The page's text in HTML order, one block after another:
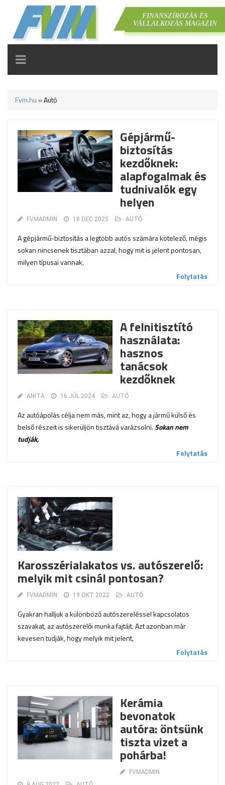
FINANSZÍROZÁS ÉS
VÁLLALKOZÁS MAGAZIN
TOGGLE
NAVIGATION
Fvm.hu »Autó
Gépjármű-
biztosítás
kezdőknek:
alapfogalmak és
tudnivalók egy
helyen
FVMADMIN 18 DEC 2025 AUTÓ
A gépjármű-biztosítás a legtöbb autós számára kötelező, mégis
sokan nincsenek tisztában azzal, hogy mit is jelent pontosan,
milyen típusai vannak,
Folytatás
A felnitisztító
használata:
hasznos
tanácsok
kezdőknek
ANITA 16 JÚL 2024 AUTÓ
Az autóápolás célja nem más, mint az, hogy a jármű külső és
belső részeit is sikerüljön tisztává varázsolni.Sokan nem
tudják,
Folytatás
Karosszérialakatos vs. autószerelő:
melyik mit csinál pontosan?
FVMADMIN 19 OKT 2022 AUTÓ
Gyakran halljuk a különböző autószereléssel kapcsolatos
szavakat, az autószerelői munka fajtáit. Azt azonban már
kevesen tudják, hogy melyik mit jelent,
Folytatás
Kerámia
bevonatok
autóra: öntsünk
tiszta vizet a
pohárba!
FVMADMIN